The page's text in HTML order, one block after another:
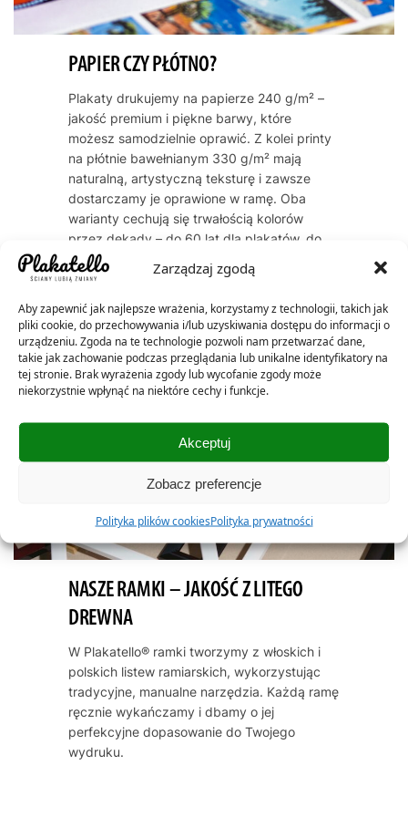
Zarządzaj zgodą
Aby zapewnić jak najlepsze wrażenia, korzystamy z technologii, takich jak
pliki cookie, do przechowywania i/lub uzyskiwania dostępu do informacji o
urządzeniu. Zgoda na te technologie pozwoli nam przetwarzać dane,
takie jak zachowanie podczas przeglądania lub unikalne identyfikatory na
tej stronie. Brak wyrażenia zgody lub wycofanie zgody może
niekorzystnie wpłynąć na niektóre cechy i funkcje.
Akceptuj
Zobacz preferencje
Polityka plików cookiesPolityka prywatności
PAPIER CZY PŁÓTNO?
Plakaty drukujemy na papierze 240 g/m² –
jakość premium i piękne barwy, które
możesz samodzielnie oprawić. Z kolei printy
na płótnie bawełnianym 330 g/m² mają
naturalną, artystyczną teksturę i zawsze
dostarczamy je oprawione w ramę. Oba
warianty cechują się trwałością kolorów
przez dekady – do 60 lat dla plakatów, do
200 lat dla płócien.
NASZE RAMKI – JAKOŚĆ Z LITEGO
DREWNA
W Plakatello® ramki tworzymy z włoskich i
polskich listew ramiarskich, wykorzystując
tradycyjne, manualne narzędzia. Każdą ramę
ręcznie wykańczamy i dbamy o jej
perfekcyjne dopasowanie do Twojego
wydruku.